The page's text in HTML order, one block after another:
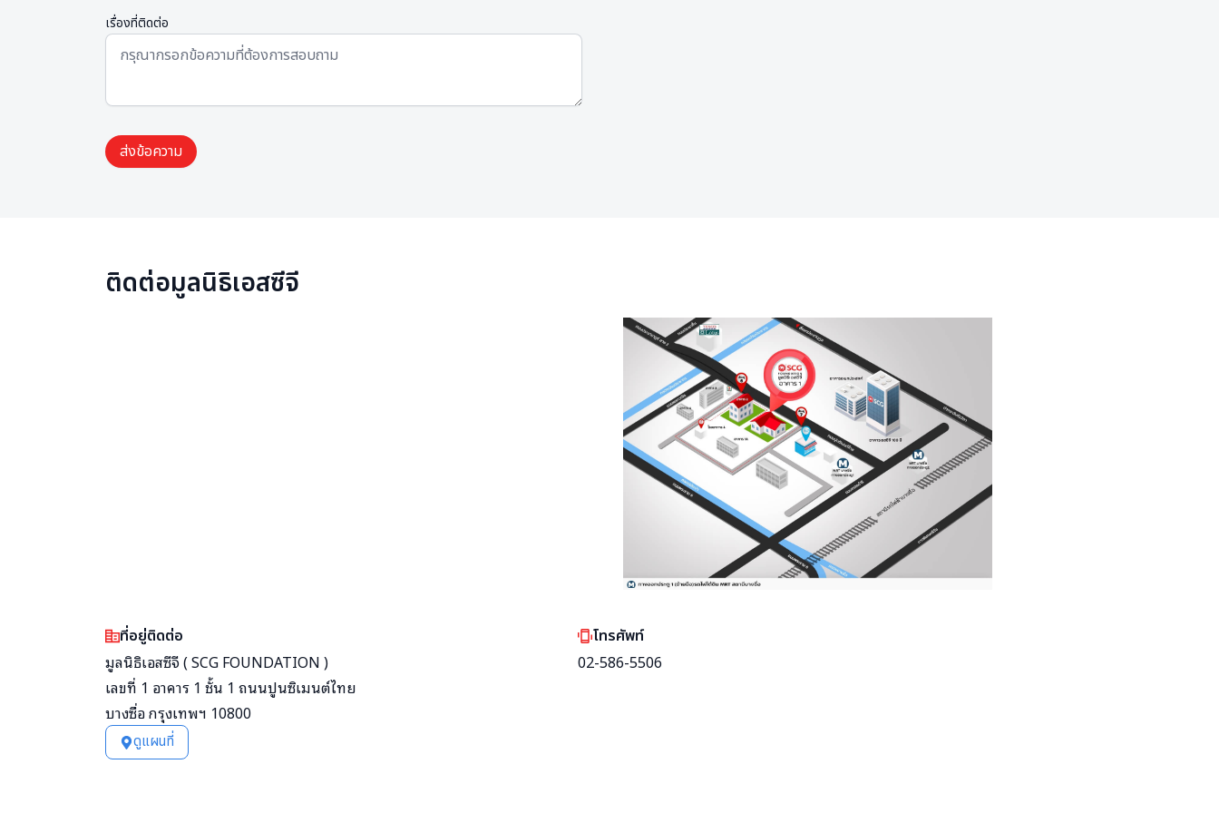
เรื่องที่ติดต่อ
ติดต่อมูลนิธิเอสซีจี
ที่อยู่ติดต่อ
มูลนิธิเอสซีจี ( SCG FOUNDATION )
เลขที่ 1 อาคาร 1 ชั้น 1 ถนนปูนซิเมนต์ไทย
บางซื่อ กรุงเทพฯ 10800
ดูแผนที่
โทรศัพท์
02-586-5506